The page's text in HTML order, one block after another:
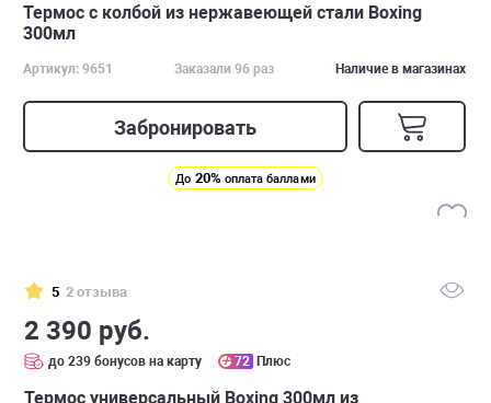
Термос с колбой из нержавеющей стали Boxing
300мл
Артикул: 9651 Заказали 96 раз Наличие в магазинах
Забронировать
До 20% оплата баллами
5 2 отзыва
2 390 руб.
до 239 бонусов на карту 72 Плюс
Термос универсальный Boxing 300мл из